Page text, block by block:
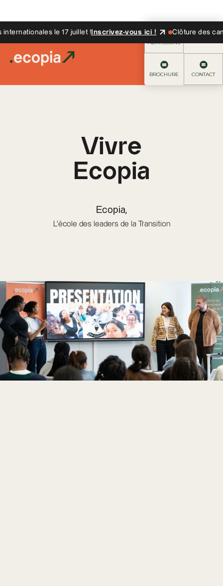
le 17 juillet ! Inscrivez-vous ici ! Clôture des
ADMISSIONS
BROCHURE CONTACT
Vivre
Ecopia
Ecopia,
L'école des leaders de la Transition